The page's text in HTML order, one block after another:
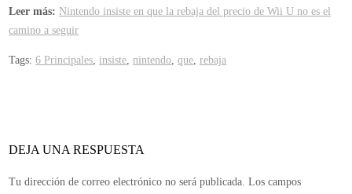
Leer más: Nintendo insiste en que la rebaja del precio de Wii U no es el
camino a seguir
Tags:6 Principales, insiste,nintendo,que,rebaja
DEJA UNA RESPUESTA
Tu dirección de correo electrónico no será publicada. Los campos